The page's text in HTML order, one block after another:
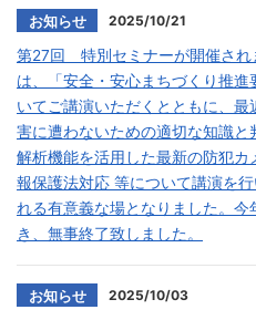
2025/10/21
お知らせ
第27回 特別セミナーが開催され
は、「安全・安心まちづくり推
いてご講演いただくとともに、
害に遭わないための適切な知識
解析機能を活用した最新の防犯
報保護法対応 等について講演を
れる有意義な場となりました。
き、無事終了致しました。
2025/10/03
お知らせ